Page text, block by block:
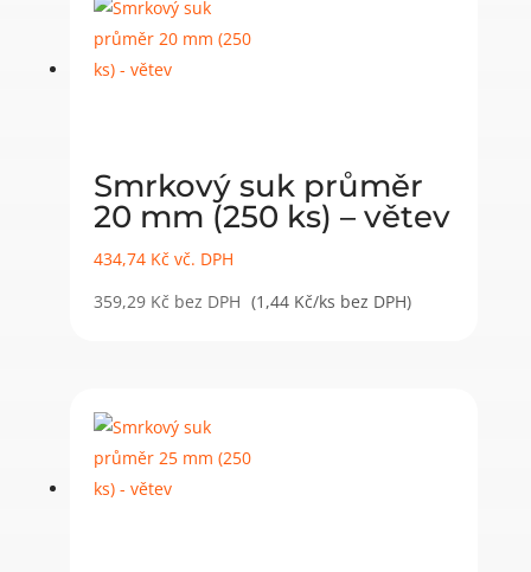
Smrkový suk průměr
20 mm (250 ks) – větev
434,74 Kč vč. DPH
359,29 Kč bez DPH (1,44 Kč/ks bez DPH)